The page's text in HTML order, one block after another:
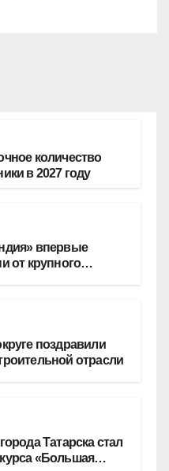
количество
в 2027 году
впервые
от крупного
поздравили
отрасли
Татарска стал
«Большая